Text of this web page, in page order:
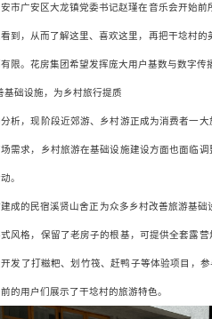
市广安区大龙镇党委书记赵瑾在音乐会开始
到，从而了解这里、喜欢这里，再把干埝村
限。花房集团希望发挥庞大用户基数与数字传
基础设施，为乡村旅行提质
析，现阶段近郊游、乡村游正成为消费者一
需求，乡村旅游在基础设施建设方面也面临
。
成的民宿溪贤山舍正为众多乡村改善旅游基础
式风格，保留了老房子的根基，可提供全套露
发了打糍粑、划竹筏、赶鸭子等体验项目，
的用户们展示了干埝村的旅游特色。